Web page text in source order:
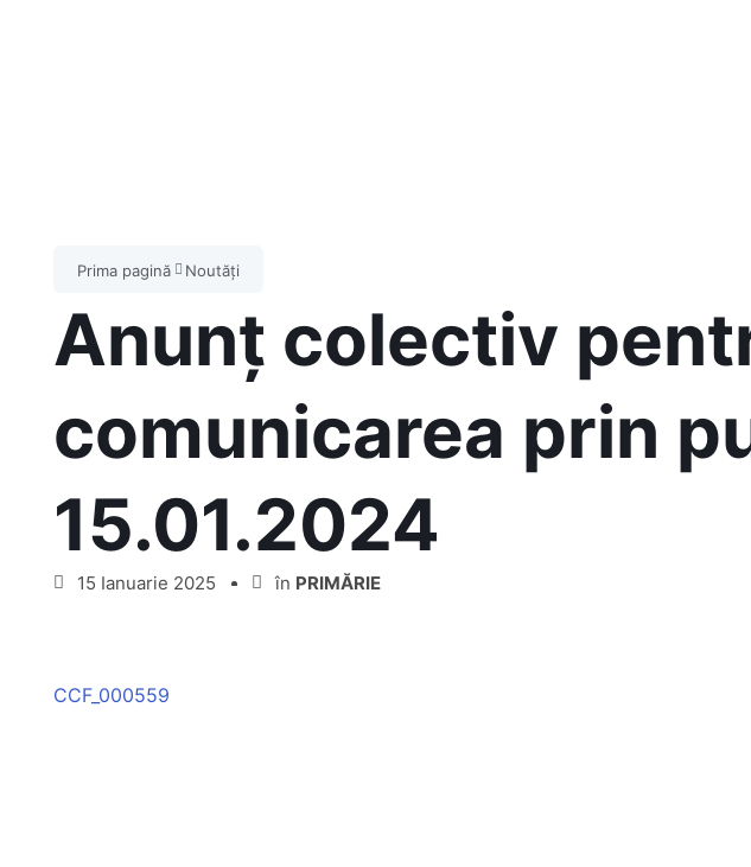
Prima pagină Noutăți
Anunț colectiv
comunicarea prin
15.01.2024
15 Ianuarie 2025 în PRIMĂRIE
CCF_000559